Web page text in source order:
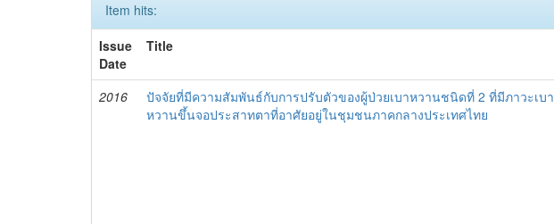
Item hits:
Issue
Date
Title
2016
ปัจจัยที่มีความสัมพันธ์กับการปรับตัวของผู้ป่วยเบาหวานชนิดที่ 2 ที่มีภาวะเบา
หวานขึ้นจอประสาทตาที่อาศัยอยู่ในชุมชนภาคกลางประเทศไทย